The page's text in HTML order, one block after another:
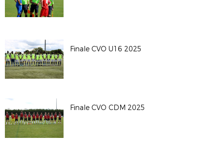
Finale CVO U16 2025
Finale CVO CDM 2025